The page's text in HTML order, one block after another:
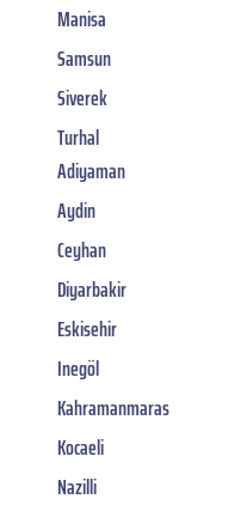
Manisa
Samsun
Siverek
Turhal
Adiyaman
Aydin
Ceyhan
Diyarbakir
Eskisehir
Inegöl
Kahramanmaras
Kocaeli
Nazilli